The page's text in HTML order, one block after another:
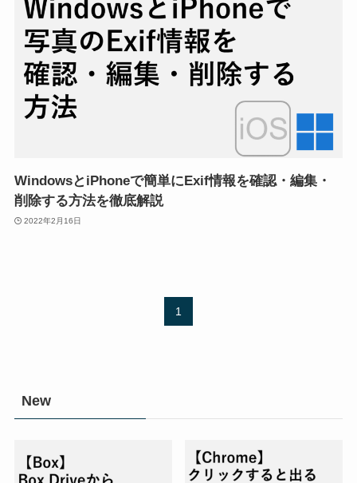
WindowsとiPhoneで簡単にExif情報を確認・編集・
削除する方法を徹底解説
2022年2月16日
1
New